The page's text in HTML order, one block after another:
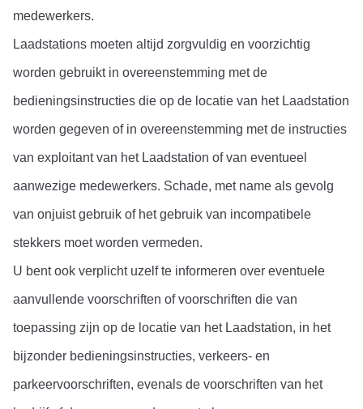
medewerkers.
Laadstations moeten altijd zorgvuldig en voorzichtig
worden gebruikt in overeenstemming met de
bedieningsinstructies die op de locatie van het Laadstation
worden gegeven of in overeenstemming met de instructies
van exploitant van het Laadstation of van eventueel
aanwezige medewerkers. Schade, met name als gevolg
van onjuist gebruik of het gebruik van incompatibele
stekkers moet worden vermeden.
U bent ook verplicht uzelf te informeren over eventuele
aanvullende voorschriften of voorschriften die van
toepassing zijn op de locatie van het Laadstation, in het
bijzonder bedieningsinstructies, verkeers- en
parkeervoorschriften, evenals de voorschriften van het